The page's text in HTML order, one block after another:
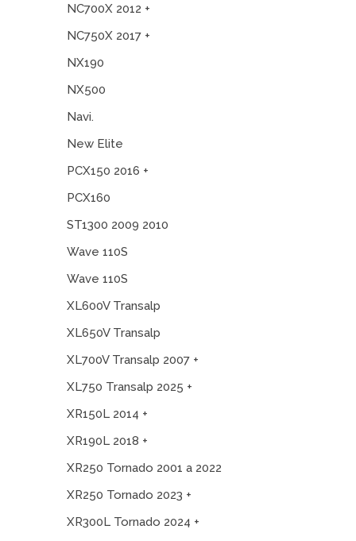
NC700X 2012 +
NC750X 2017 +
NX190
NX500
Navi.
New Elite
PCX150 2016 +
PCX160
ST1300 2009 2010
Wave 110S
Wave 110S
XL600V Transalp
XL650V Transalp
XL700V Transalp 2007 +
XL750 Transalp 2025 +
XR150L 2014 +
XR190L 2018 +
XR250 Tornado 2001 a 2022
XR250 Tornado 2023 +
XR300L Tornado 2024 +